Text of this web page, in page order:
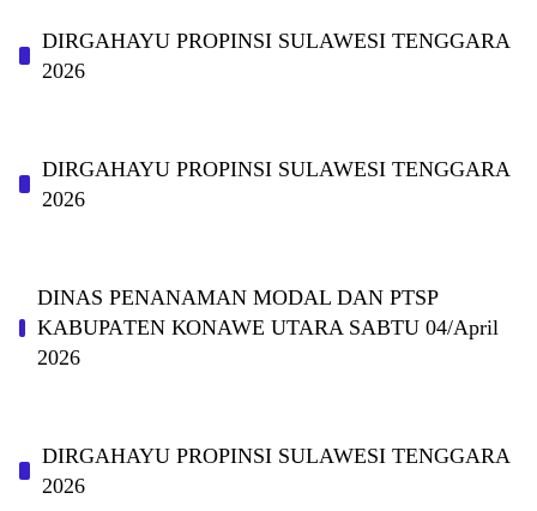
DIRGAHAYU PROPINSI SULAWESI TENGGARA
2026
DIRGAHAYU PROPINSI SULAWESI TENGGARA
2026
DINAS PΕΝΑΝΑΜAN MODAL DAN PTSP
KABUPAΤΕΝ ΚΟNAWE UTARA SABTU 04/April
2026
DIRGAHAYU PROPINSI SULAWESI TENGGARA
2026